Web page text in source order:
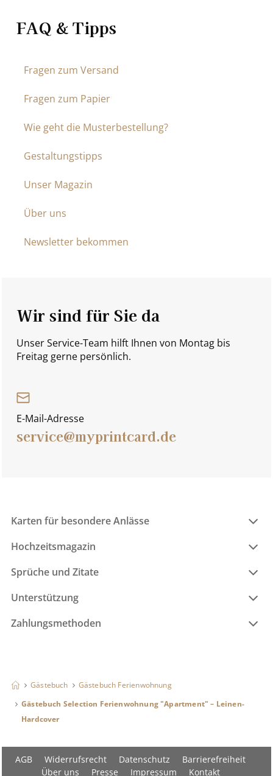
FAQ & Tipps
Fragen zum Versand
Fragen zum Papier
Wie geht die Musterbestellung?
Gestaltungstipps
Unser Magazin
Über uns
Newsletter bekommen
Wir sind für Sie da
Unser Service-Team hilft Ihnen von Montag bis
Freitag gerne persönlich.
E-Mail-Adresse
service@myprintcard.de
Karten für besondere Anlässe
Hochzeitsmagazin
Sprüche und Zitate
Unterstützung
Zahlungsmethoden
Gästebuch
Gästebuch Ferienwohnung
Gästebuch Selection Ferienwohnung "Apartment" – Leinen-
Hardcover
AGB Widerrufsrecht Datenschutz
Barrierefreiheit
Über uns
Presse Impressum Kontakt